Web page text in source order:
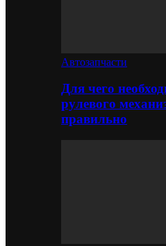
Автозапчасти
Для чего
рулевого
правильно